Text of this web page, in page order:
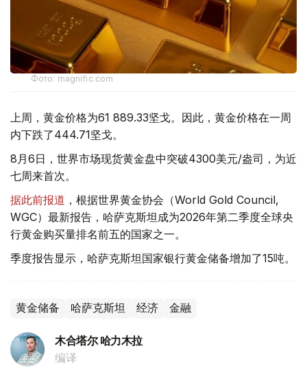
Фото: magnific.com
上周，黄金价格为61 889.33坚戈。因此，黄金价格在一周
内下跌了444.71坚戈。
8月6日，世界市场现货黄金盘中突破4300美元/盎司，为近
七周来首次。
据此前报道 ，根据世界黄金协会（World Gold Council,
WGC）最新报告，哈萨克斯坦成为2026年第二季度全球央
行黄金购买量排名前五的国家之一。
季度报告显示，哈萨克斯坦国家银行黄金储备增加了15吨。
黄金储备 哈萨克斯坦 经济 金融
木合塔尔 哈力木拉
编译